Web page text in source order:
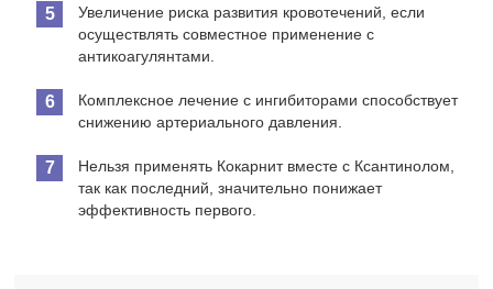
Увеличение риска развития кровотечений, если
осуществлять совместное применение с
антикоагулянтами.
Комплексное лечение с ингибиторами способствует
снижению артериального давления.
Нельзя применять Кокарнит вместе с Ксантинолом,
так как последний, значительно понижает
эффективность первого.